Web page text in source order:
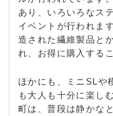
あり、いろいろなス
イベントが行われま
造された繊維製品と
れ、お得に購入する
ほかにも、ミニSLや
も大人も十分に楽し
町は、普段は静かな